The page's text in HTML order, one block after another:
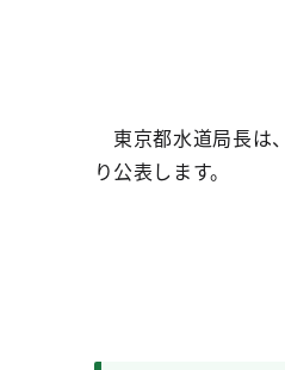
東京都水道局長は
り公表します。